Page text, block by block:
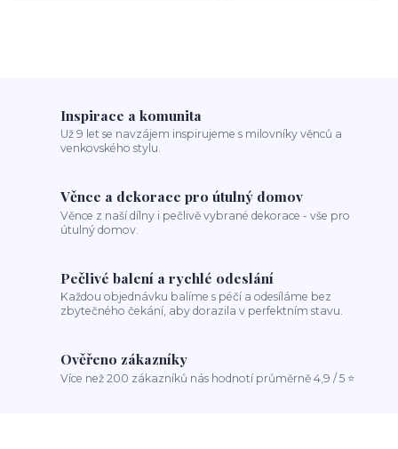
Inspirace a komunita
Už 9 let se navzájem inspirujeme s milovníky věnců a
venkovského stylu.
Věnce a dekorace pro útulný domov
Věnce z naší dílny i pečlivě vybrané dekorace - vše pro
útulný domov.
Pečlivé balení a rychlé odeslání
Každou objednávku balíme s péčí a odesíláme bez
zbytečného čekání, aby dorazila v perfektním stavu.
Ověřeno zákazníky
Více než 200 zákazníků nás hodnotí průměrně 4,9 / 5 ⭐